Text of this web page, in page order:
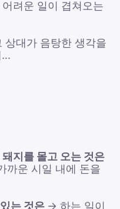
려운 일이 겹쳐오는
상대가 음탕한 생각을
지를 몰고 오는 것은
까운 시일 내에 돈을
는 것은 → 하는 일이